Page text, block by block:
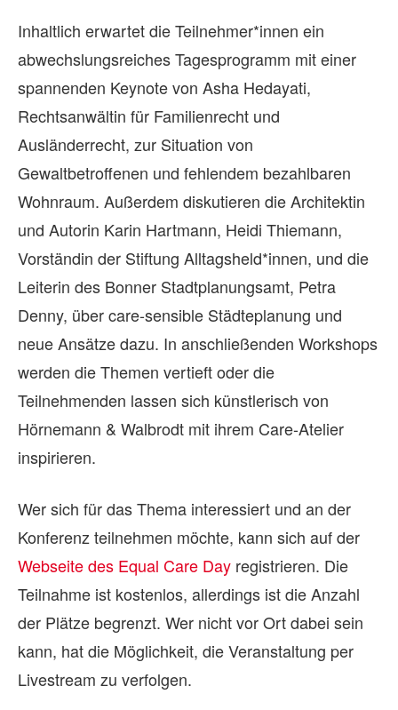
Inhaltlich erwartet die Teilnehmer*innen ein
abwechslungsreiches Tagesprogramm mit einer
spannenden Keynote von Asha Hedayati,
Rechtsanwältin für Familienrecht und
Ausländerrecht, zur Situation von
Gewaltbetroffenen und fehlendem bezahlbaren
Wohnraum. Außerdem diskutieren die Architektin
und Autorin Karin Hartmann, Heidi Thiemann,
Vorständin der Stiftung Alltagsheld*innen, und die
Leiterin des Bonner Stadtplanungsamt, Petra
Denny, über care-sensible Städteplanung und
neue Ansätze dazu. In anschließenden Workshops
werden die Themen vertieft oder die
Teilnehmenden lassen sich künstlerisch von
Hörnemann & Walbrodt mit ihrem Care-Atelier
inspirieren.
Wer sich für das Thema interessiert und an der
Konferenz teilnehmen möchte, kann sich auf der
Webseite des Equal Care Day registrieren. Die
Teilnahme ist kostenlos, allerdings ist die Anzahl
der Plätze begrenzt. Wer nicht vor Ort dabei sein
kann, hat die Möglichkeit, die Veranstaltung per
Livestream zu verfolgen.